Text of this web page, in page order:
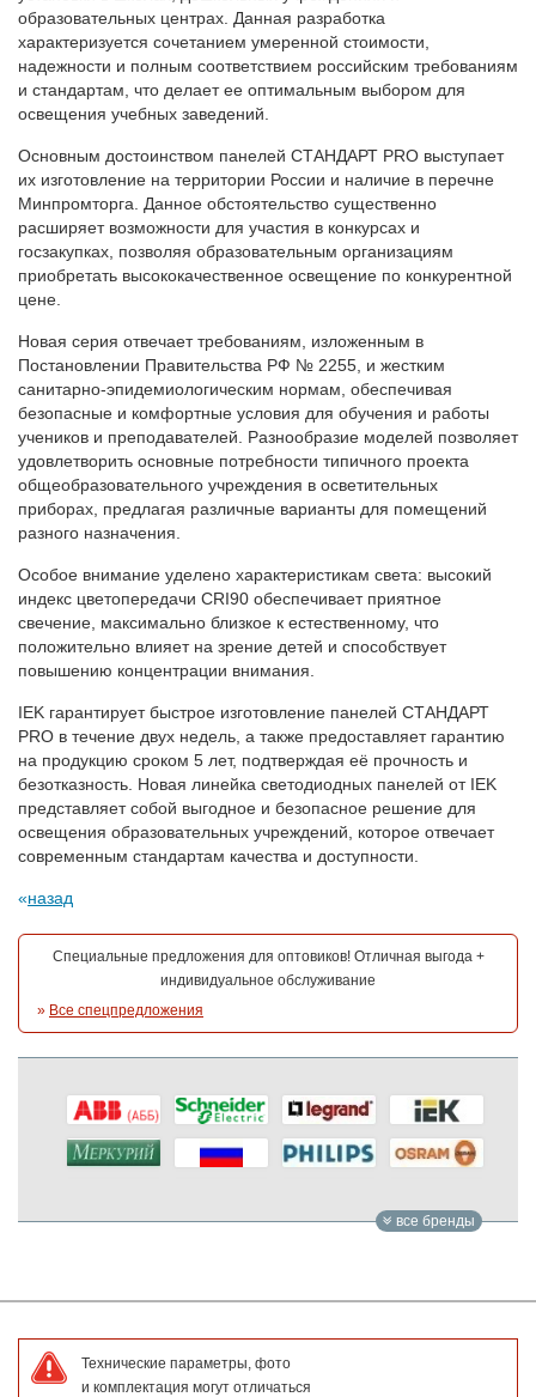
образовательных центрах. Данная разработка
характеризуется сочетанием умеренной стоимости,
надежности и полным соответствием российским требованиям
и стандартам, что делает ее оптимальным выбором для
освещения учебных заведений.
Основным достоинством панелей СТАНДАРТ PRO выступает
их изготовление на территории России и наличие в перечне
Минпромторга. Данное обстоятельство существенно
расширяет возможности для участия в конкурсах и
госзакупках, позволяя образовательным организациям
приобретать высококачественное освещение по конкурентной
цене.
Новая серия отвечает требованиям, изложенным в
Постановлении Правительства РФ № 2255, и жестким
санитарно-эпидемиологическим нормам, обеспечивая
безопасные и комфортные условия для обучения и работы
учеников и преподавателей. Разнообразие моделей позволяет
удовлетворить основные потребности типичного проекта
общеобразовательного учреждения в осветительных
приборах, предлагая различные варианты для помещений
разного назначения.
Особое внимание уделено характеристикам света: высокий
индекс цветопередачи CRI90 обеспечивает приятное
свечение, максимально близкое к естественному, что
положительно влияет на зрение детей и способствует
повышению концентрации внимания.
IEK гарантирует быстрое изготовление панелей СТАНДАРТ
PRO в течение двух недель, а также предоставляет гарантию
на продукцию сроком 5 лет, подтверждая её прочность и
безотказность. Новая линейка светодиодных панелей от IEK
представляет собой выгодное и безопасное решение для
освещения образовательных учреждений, которое отвечает
современным стандартам качества и доступности.
назад
Специальные предложения для оптовиков! Отличная выгода +
индивидуальное обслуживание
» Все спецпредложения
все бренды
Технические параметры, фото
и комплектация могут отличаться